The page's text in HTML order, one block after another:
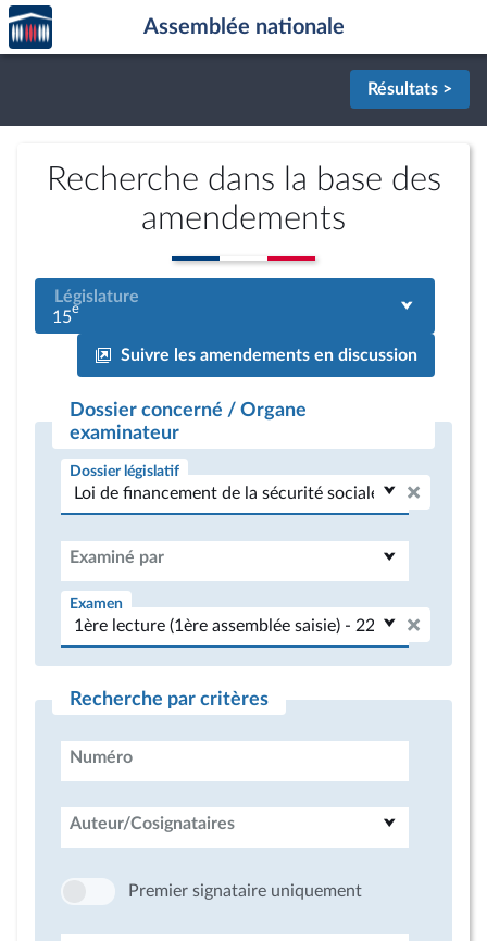
Aller au contenu
Aller en bas de la page
Accèder
à la
page
Assemblée nationale
Résultats >
Recherche dans la base des
amendements
Législature
15e
Suivre les amendements en discussion
Dossier concerné / Organe
examinateur
Dossier législatif
Examiné par
Examen
Recherche par critères
Numéro
Auteur/Cosignataires
Premier signataire uniquement